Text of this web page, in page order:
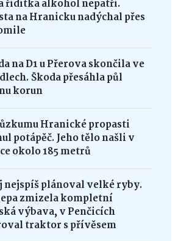
řídítka alkohol nepatří.
na Hranicku nadýchal přes
na D1 u Přerova skončila ve
Škoda přesáhla půl
korun
Hranické propasti
potápěč. Jeho tělo našli v
okolo 185 metrů
nejspíš plánoval velké ryby.
zmizela kompletní
výbava, v Penčicích
traktor s přívěsem